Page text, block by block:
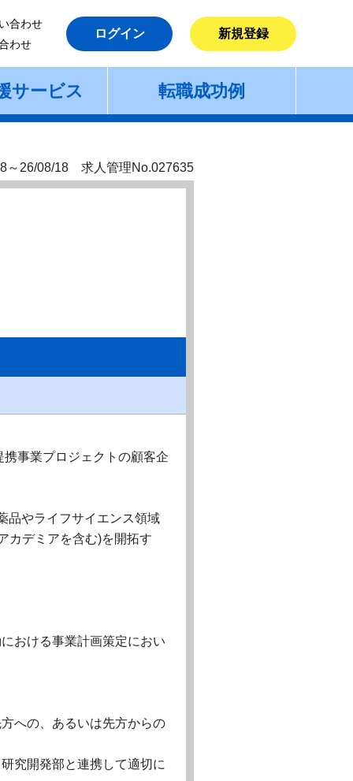
合わせ
わせ
ログイン 新規登録
サービス 転職成功例
～26/08/18 求人管理No.027635
事業プロジェクトの顧客企
品やライフサイエンス領域
カデミアを含む)を開拓す
おける事業計画策定におい
への、あるいは先方からの
究開発部と連携して適切に